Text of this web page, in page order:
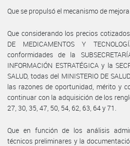
Que se propulsó el mecanismo de
Que considerando los precios
DE MEDICAMENTOS Y
conformidades de la
INFORMACIÓN ESTRATÉGICA y la
SALUD, todas del MINISTERIO DE
las razones de oportunidad, mérito y
continuar con la adquisición de los
27, 30, 35, 47, 50, 54, 62, 63, 64 y 71.
Que en función de los análisis
técnicos preliminares y la